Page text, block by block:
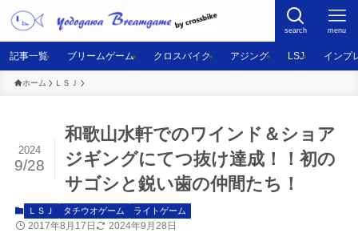
search menu
記事一覧 ブリームゲーム クロスバイク アジング LSJ インプ
ホーム ＬＳＪ
和歌山水軒でのワインド＆ショア
ジギングにてつ抜け達成！！初の
サゴシと鋭い歯の仲間たち！
2024
9/28
ＬＳＪ タチウオゲーム ライトゲーム
2017年8月17日 2024年9月28日